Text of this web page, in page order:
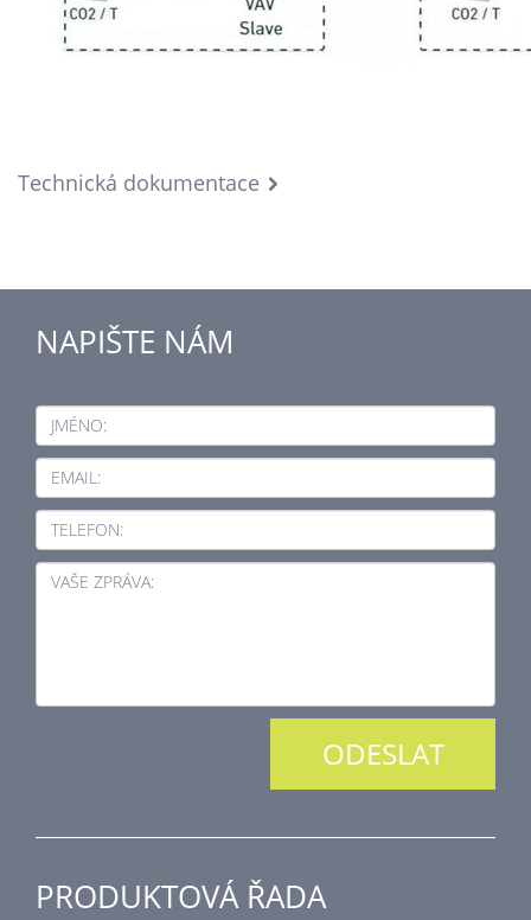
Technická dokumentace
NAPIŠTE NÁM
JMÉNO:
EMAIL:
TELEFON:
VAŠE ZPRÁVA:
PRODUKTOVÁ ŘADA